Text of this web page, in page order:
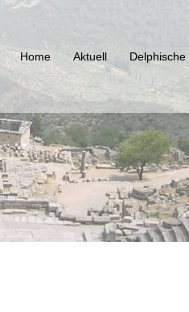
Home
Aktuell Delphische